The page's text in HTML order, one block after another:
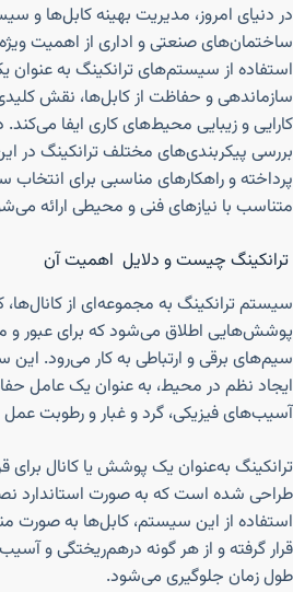
در دنیای امروز، مدیریت بهینه کابل‌ها و
ساختمان‌های صنعتی و اداری از اهمیت
استفاده از سیستم‌های ترانکینگ به عنوان
سازماندهی و حفاظت از کابل‌ها، نقش
کارایی و زیبایی محیط‌های کاری ایفا می‌کند.
بررسی پیکربندی‌های مختلف ترانکینگ در
پرداخته و راهکارهای مناسبی برای
متناسب با نیازهای فنی و محیطی ارائه
ترانکینگ چیست و دلایل اهمیت آن
سیستم ترانکینگ به مجموعه‌ای از کانال‌ها،
پوشش‌هایی اطلاق می‌شود که برای عبور و
سیم‌های برقی و ارتباطی به کار می‌رود. این
ایجاد نظم در محیط، به عنوان یک عامل
آسیب‌های فیزیکی، گرد و غبار و رطوبت
ترانکینگ به‌عنوان یک پوشش یا کانال برای
طراحی شده است که به صورت استاندارد
استفاده از این سیستم، کابل‌ها به صورت
قرار گرفته و از هر گونه درهم‌ریختگی و
طول زمان جلوگیری می‌شود.